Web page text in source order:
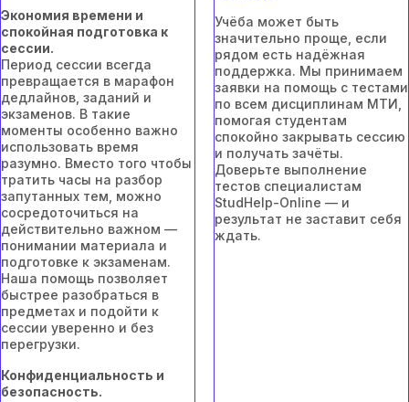
Экономия времени и
спокойная подготовка к
сессии.
Период сессии всегда
превращается в марафон
дедлайнов, заданий и
экзаменов. В такие
моменты особенно важно
использовать время
разумно. Вместо того чтобы
тратить часы на разбор
запутанных тем, можно
сосредоточиться на
действительно важном —
понимании материала и
подготовке к экзаменам.
Наша помощь позволяет
быстрее разобраться в
предметах и подойти к
сессии уверенно и без
перегрузки.
Конфиденциальность и
безопасность.
Учёба может быть
значительно проще, если
рядом есть надёжная
поддержка. Мы принимаем
заявки на помощь с тестами
по всем дисциплинам МТИ,
помогая студентам
спокойно закрывать сессию
и получать зачёты.
Доверьте выполнение
тестов специалистам
StudHelp-Online — и
результат не заставит себя
ждать.